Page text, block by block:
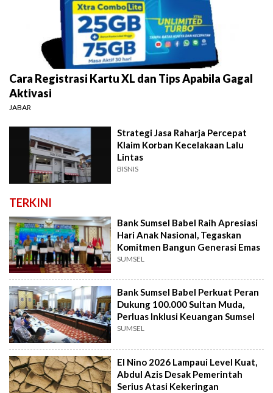
Cara Registrasi Kartu XL dan Tips Apabila Gagal
Aktivasi
JABAR
Strategi Jasa Raharja Percepat
Klaim Korban Kecelakaan Lalu
Lintas
BISNIS
TERKINI
Bank Sumsel Babel Raih Apresiasi
Hari Anak Nasional, Tegaskan
Komitmen Bangun Generasi Emas
SUMSEL
Bank Sumsel Babel Perkuat Peran
Dukung 100.000 Sultan Muda,
Perluas Inklusi Keuangan Sumsel
SUMSEL
El Nino 2026 Lampaui Level Kuat,
Abdul Azis Desak Pemerintah
Serius Atasi Kekeringan